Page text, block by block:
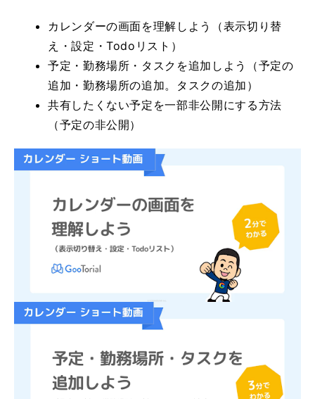
カレンダーの画面を理解しよう（表示切り替
え・設定・Todoリスト）
予定・勤務場所・タスクを追加しよう（予定の
追加・勤務場所の追加。タスクの追加）
共有したくない予定を一部非公開にする方法
（予定の非公開）